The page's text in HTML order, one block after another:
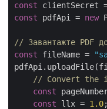
const clientSecret
const pdfApi = new
// Завантажте PDF
const fileName =
// Convert the
const
const llx = 1.0;